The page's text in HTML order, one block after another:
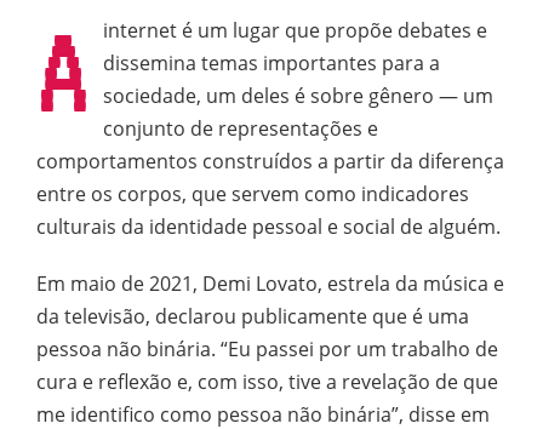
A
internet é um lugar que propõe debates e
dissemina temas importantes para a
sociedade, um deles é sobre gênero — um
conjunto de representações e
comportamentos construídos a partir da diferença
entre os corpos, que servem como indicadores
culturais da identidade pessoal e social de alguém.
Em maio de 2021, Demi Lovato, estrela da música e
da televisão, declarou publicamente que é uma
pessoa não binária. “Eu passei por um trabalho de
cura e reflexão e, com isso, tive a revelação de que
me identifico como pessoa não binária”, disse em